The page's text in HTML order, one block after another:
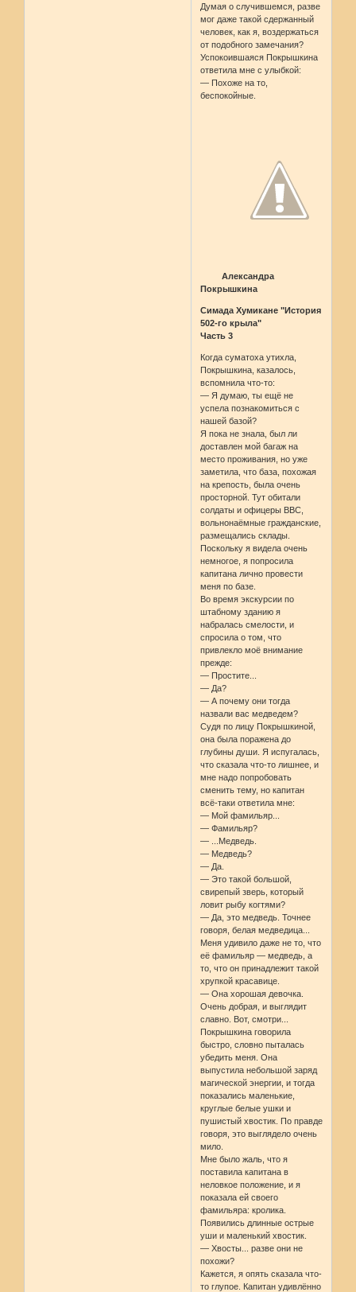
Думая о случившемся, разве
мог даже такой сдержанный
человек, как я, воздержаться
от подобного замечания?
Успокоившаяся Покрышкина
ответила мне с улыбкой:
— Похоже на то,
беспокойные.
Александра
Покрышкина
Симада Хумикане "История
502-го крыла"
Часть 3
Когда суматоха утихла,
Покрышкина, казалось,
вспомнила что-то:
— Я думаю, ты ещё не
успела познакомиться с
нашей базой?
Я пока не знала, был ли
доставлен мой багаж на
место проживания, но уже
заметила, что база, похожая
на крепость, была очень
просторной. Тут обитали
солдаты и офицеры ВВС,
вольнонаёмные гражданские,
размещались склады.
Поскольку я видела очень
немногое, я попросила
капитана лично провести
меня по базе.
Во время экскурсии по
штабному зданию я
набралась смелости, и
спросила о том, что
привлекло моё внимание
прежде:
— Простите...
— Да?
— А почему они тогда
назвали вас медведем?
Судя по лицу Покрышкиной,
она была поражена до
глубины души. Я испугалась,
что сказала что-то лишнее, и
мне надо попробовать
сменить тему, но капитан
всё-таки ответила мне:
— Мой фамильяр...
— Фамильяр?
— ...Медведь.
— Медведь?
— Да.
— Это такой большой,
свирепый зверь, который
ловит рыбу когтями?
— Да, это медведь. Точнее
говоря, белая медведица...
Меня удивило даже не то, что
её фамильяр — медведь, а
то, что он принадлежит такой
хрупкой красавице.
— Она хорошая девочка.
Очень добрая, и выглядит
славно. Вот, смотри...
Покрышкина говорила
быстро, словно пыталась
убедить меня. Она
выпустила небольшой заряд
магической энергии, и тогда
показались маленькие,
круглые белые ушки и
пушистый хвостик. По правде
говоря, это выглядело очень
мило.
Мне было жаль, что я
поставила капитана в
неловкое положение, и я
показала ей своего
фамильяра: кролика.
Появились длинные острые
уши и маленький хвостик.
— Хвосты... разве они не
похожи?
Кажется, я опять сказала что-
то глупое. Капитан удивлённо